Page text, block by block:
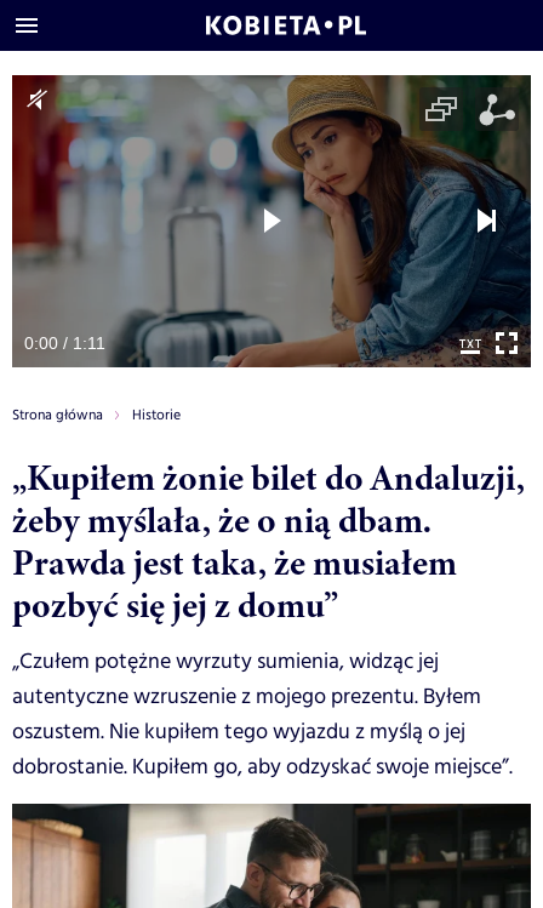
0:00 / 1:11
Strona główna Historie
„Kupiłem żonie bilet do Andaluzji,
żeby myślała, że o nią dbam.
Prawda jest taka, że musiałem
pozbyć się jej z domu”
„Czułem potężne wyrzuty sumienia, widząc jej
autentyczne wzruszenie z mojego prezentu. Byłem
oszustem. Nie kupiłem tego wyjazdu z myślą o jej
dobrostanie. Kupiłem go, aby odzyskać swoje miejsce”.